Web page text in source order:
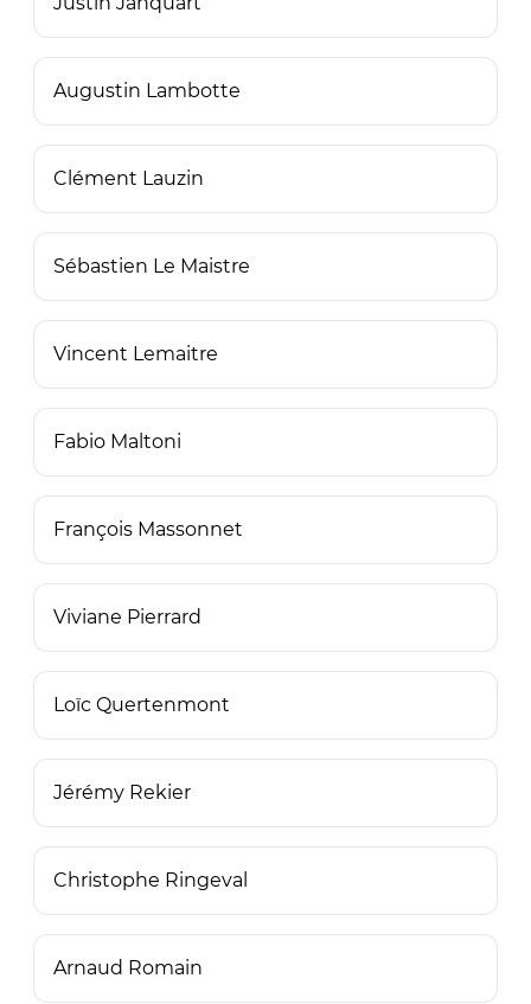
Augustin Lambotte
Clément Lauzin
Sébastien Le Maistre
Vincent Lemaitre
Fabio Maltoni
François Massonnet
Viviane Pierrard
Loïc Quertenmont
Jérémy Rekier
Christophe Ringeval
Arnaud Romain